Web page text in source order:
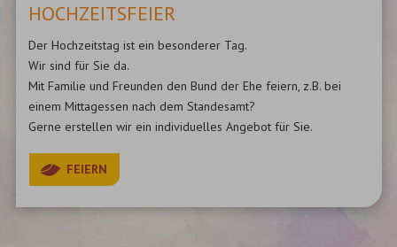
HOCHZEITSFEIER
Der Hochzeitstag ist ein besonderer Tag.
Wir sind für Sie da.
Mit Familie und Freunden den Bund der Ehe feiern, z.B. bei
einem Mittagessen nach dem Standesamt?
Gerne erstellen wir ein individuelles Angebot für Sie.
FEIERN